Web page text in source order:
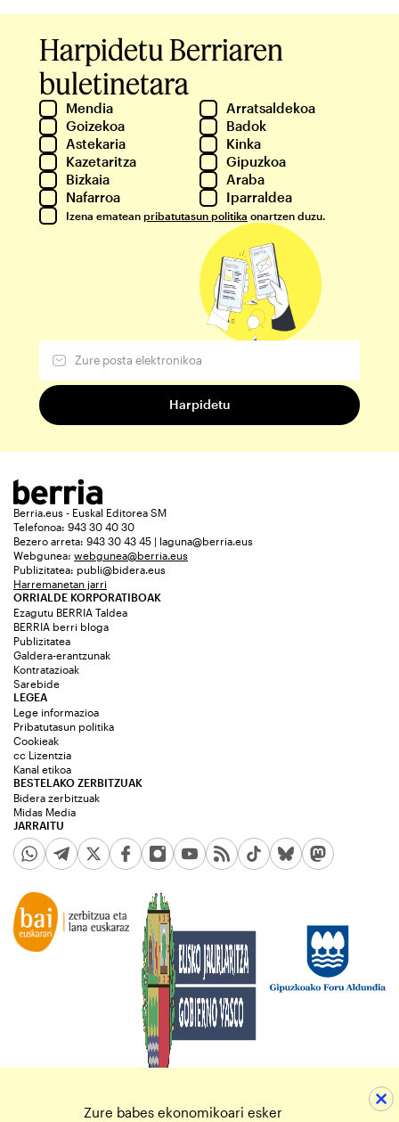
Harpidetu Berriaren
buletinetara
Mendia
Arratsaldekoa
Goizekoa
Badok
Astekaria
Kinka
Kazetaritza
Gipuzkoa
Bizkaia
Araba
Nafarroa
Iparraldea
Izena ematean pribatutasun politika onartzen duzu.
Berria.eus - Euskal Editorea SM
Telefonoa: 943 30 40 30
Bezero arreta: 943 30 43 45 | laguna@berria.eus
Webgunea: webgunea@berria.eus
Publizitatea: publi@bidera.eus
Harremanetan jarri
ORRIALDE KORPORATIBOAK
Ezagutu BERRIA Taldea
BERRIA berri bloga
Publizitatea
Galdera-erantzunak
Kontratazioak
Sarebide
JARRAITU
LEGEA
Lege informazioa
Pribatutasun politika
Cookieak
cc Lizentzia
Kanal etikoa
BESTELAKO ZERBITZUAK
Bidera zerbitzuak
Midas Media
Zure babes ekonomikoari esker